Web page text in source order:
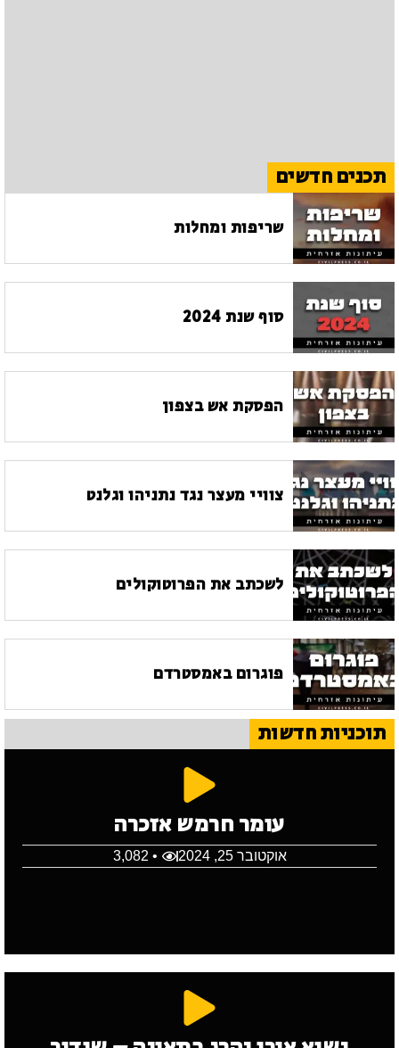
תכנים חדשים
שריפות ומחלות
סוף שנת 2024
הפסקת אש בצפון
צוויי מעצר נגד נתניהו וגלנט
לשכתב את הפרוטוקולים
פוגרום באמסטרדם
תוכניות חדשות
עומר חרמש אזכרה
אוקטובר 25, 2024 • 3,082